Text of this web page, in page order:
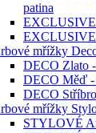
patina
EXCLUSIVE
EXCLUSIVE
mřížky
DECO Zlato
DECO Měď -
DECO
mřížky
STYLOVÉ